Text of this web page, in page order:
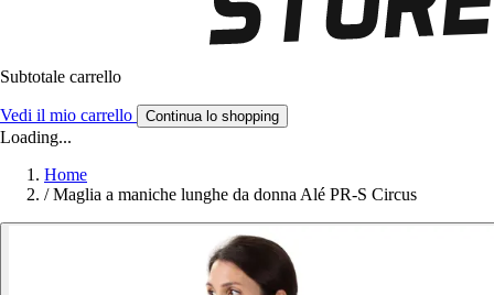
Subtotale carrello
Vedi il mio carrello Continua lo shopping
Loading...
Home
/ Maglia a maniche lunghe da donna Alé PR-S Circus